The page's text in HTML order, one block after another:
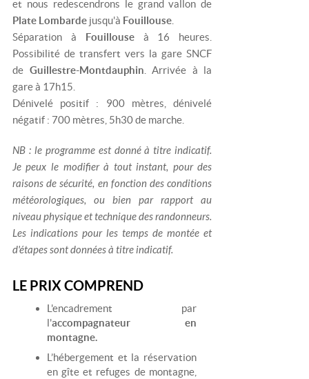
et nous redescendrons le grand vallon de
Plate Lombardejusqu'à Fouillouse.
Séparation à Fouillouse à 16 heures.
Possibilité de transfert vers la gare SNCF
de Guillestre-Montdauphin . Arrivée à la
gare à 17h15.
Dénivelé positif : 900 mètres, dénivelé
négatif : 700 mètres, 5h30 de marche.
NB : le programme est donné à titre indicatif.
Je peux le modifier à tout instant, pour des
raisons de sécurité, en fonction des conditions
météorologiques, ou bien par rapport au
niveau physique et technique des randonneurs.
Les indications pour les temps de montée et
d'étapes sont données à titre indicatif.
LE PRIX COMPREND
L'encadrement par
l'accompagnateur en
montagne.
L’hébergement et la réservation
en gîte et refuges de montagne,